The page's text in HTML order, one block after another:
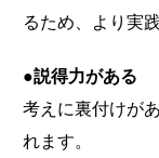
るため、より実
●説得力がある
考えに裏付けが
れます。